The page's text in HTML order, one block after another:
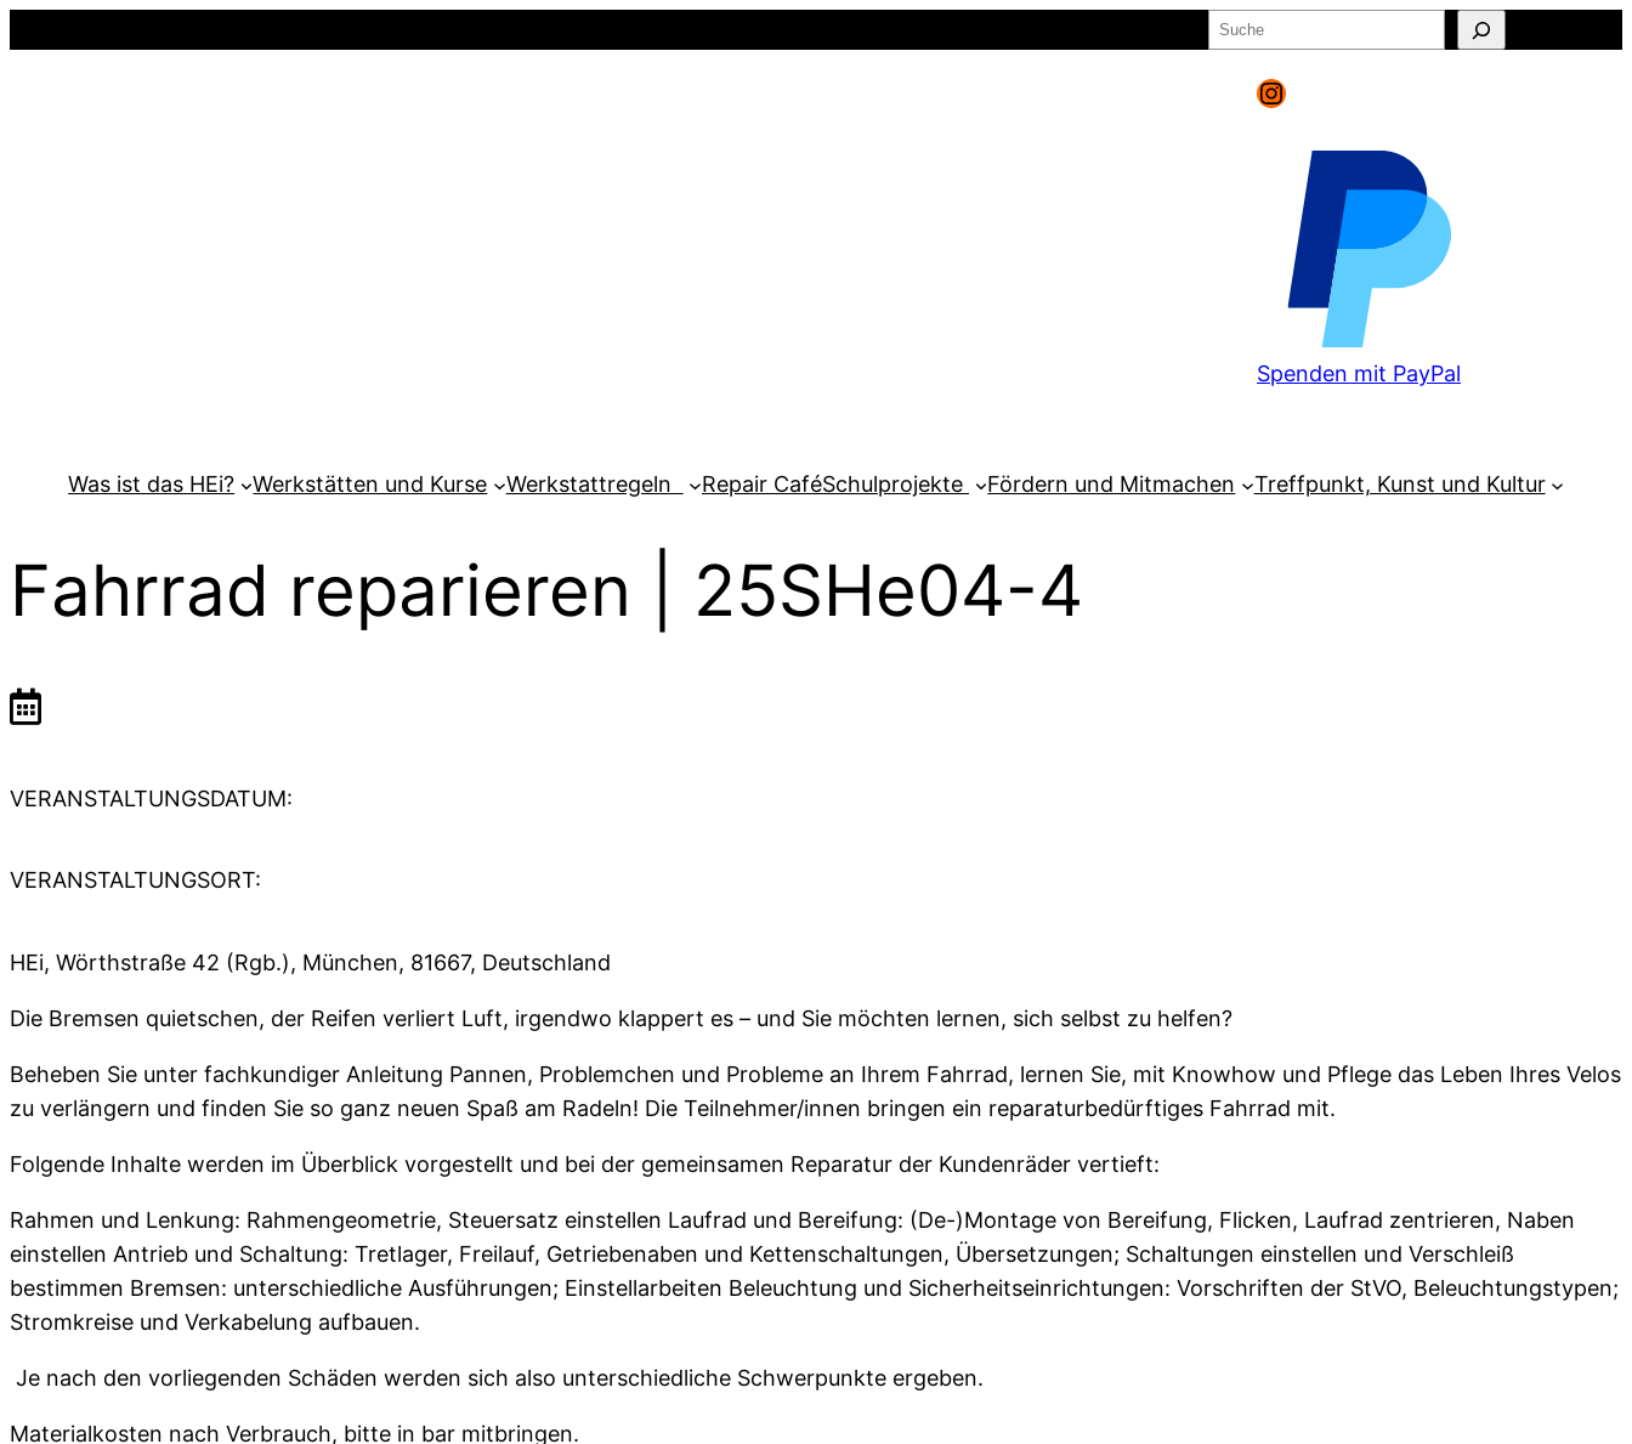
Suchen
Instagram
Spenden mit PayPal
Was ist das HEi? Werkstätten und Kurse Werkstattregeln Repair CaféSchulprojekte Fördern und Mitmachen Treffpunkt, Kunst und Kultur
Fahrrad reparieren | 25SHe04-4
VERANSTALTUNGSDATUM:
VERANSTALTUNGSORT:
HEi, Wörthstraße 42 (Rgb.), München, 81667, Deutschland
Die Bremsen quietschen, der Reifen verliert Luft, irgendwo klappert es – und Sie möchten lernen, sich selbst zu helfen?
Beheben Sie unter fachkundiger Anleitung Pannen, Problemchen und Probleme an Ihrem Fahrrad, lernen Sie, mit Knowhow und Pflege das Leben Ihres Velos
zu verlängern und finden Sie so ganz neuen Spaß am Radeln! Die Teilnehmer/innen bringen ein reparaturbedürftiges Fahrrad mit.
Folgende Inhalte werden im Überblick vorgestellt und bei der gemeinsamen Reparatur der Kundenräder vertieft:
Rahmen und Lenkung: Rahmengeometrie, Steuersatz einstellen Laufrad und Bereifung: (De-)Montage von Bereifung, Flicken, Laufrad zentrieren, Naben
einstellen Antrieb und Schaltung: Tretlager, Freilauf, Getriebenaben und Kettenschaltungen, Übersetzungen; Schaltungen einstellen und Verschleiß
bestimmen Bremsen: unterschiedliche Ausführungen; Einstellarbeiten Beleuchtung und Sicherheitseinrichtungen: Vorschriften der StVO, Beleuchtungstypen;
Stromkreise und Verkabelung aufbauen.
Je nach den vorliegenden Schäden werden sich also unterschiedliche Schwerpunkte ergeben.
Materialkosten nach Verbrauch, bitte in bar mitbringen.